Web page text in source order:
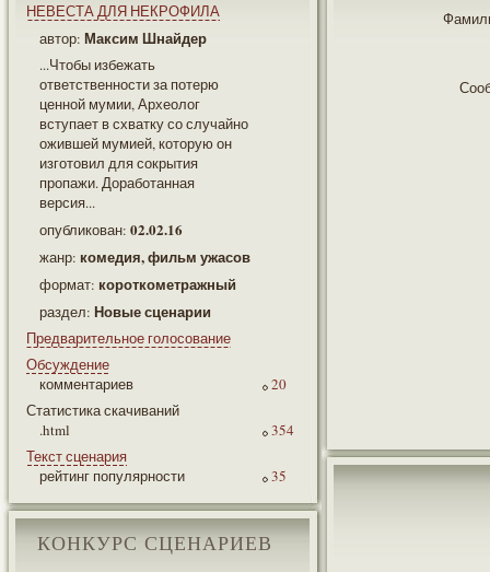
НЕВЕСТА ДЛЯ НЕКРОФИЛА
автор: Максим Шнайдер
...Чтобы избежать
ответственности за потерю
ценной мумии, Археолог
вступает в схватку со случайно
ожившей мумией, которую он
изготовил для сокрытия
пропажи. Доработанная
версия...
опубликован: 02.02.16
жанр: комедия, фильм ужасов
формат: короткометражный
раздел: Новые сценарии
Предварительное голосование
Обсуждение
комментариев
20
Статистика скачиваний
.html
354
Текст сценария
рейтинг популярности
35
КОНКУРС СЦЕНАРИЕВ